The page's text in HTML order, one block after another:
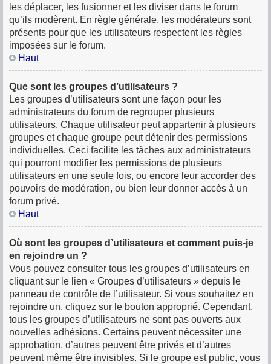
les déplacer, les fusionner et les diviser dans le forum
qu’ils modèrent. En règle générale, les modérateurs sont
présents pour que les utilisateurs respectent les règles
imposées sur le forum.
Haut
Que sont les groupes d’utilisateurs ?
Les groupes d’utilisateurs sont une façon pour les
administrateurs du forum de regrouper plusieurs
utilisateurs. Chaque utilisateur peut appartenir à plusieurs
groupes et chaque groupe peut détenir des permissions
individuelles. Ceci facilite les tâches aux administrateurs
qui pourront modifier les permissions de plusieurs
utilisateurs en une seule fois, ou encore leur accorder des
pouvoirs de modération, ou bien leur donner accès à un
forum privé.
Haut
Où sont les groupes d’utilisateurs et comment puis-je
en rejoindre un ?
Vous pouvez consulter tous les groupes d’utilisateurs en
cliquant sur le lien « Groupes d’utilisateurs » depuis le
panneau de contrôle de l’utilisateur. Si vous souhaitez en
rejoindre un, cliquez sur le bouton approprié. Cependant,
tous les groupes d’utilisateurs ne sont pas ouverts aux
nouvelles adhésions. Certains peuvent nécessiter une
approbation, d’autres peuvent être privés et d’autres
peuvent même être invisibles. Si le groupe est public, vous